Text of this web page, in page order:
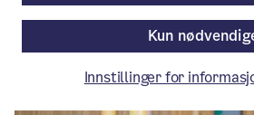
/ Publisert: 05.02.2026
Av Byrådsavdeling for helse
Kun
Innstillinger for